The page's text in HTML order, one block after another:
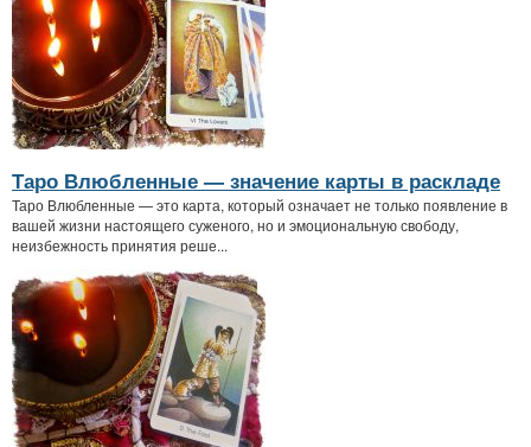
Таро Влюбленные — значение карты в раскладе
Таро Влюбленные — это карта, который означает не только появление в
вашей жизни настоящего суженого, но и эмоциональную свободу,
неизбежность принятия реше...